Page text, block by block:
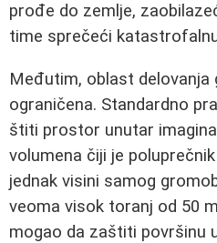
prođe do zemlje,
time sprečeći
Međutim, oblast delovanja
ograničena. Standardno
štiti prostor unutar
volumena čiji je
jednak visini samog
veoma visok toranj od 50
mogao da zaštiti površinu